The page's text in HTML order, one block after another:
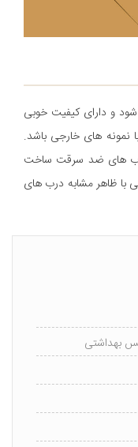
و دارای کیفیت خوبی
نمونه های خارجی باشد.
درب های ضد سرقت ساخت
با ظاهر مشابه درب های
بهداشتی